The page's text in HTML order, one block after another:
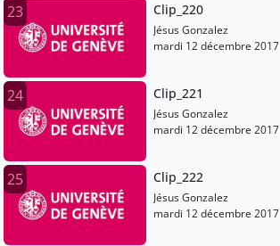
23 Clip_220
Jésus Gonzalez
mardi 12 décembre 2017
24 Clip_221
Jésus Gonzalez
mardi 12 décembre 2017
25 Clip_222
Jésus Gonzalez
mardi 12 décembre 2017